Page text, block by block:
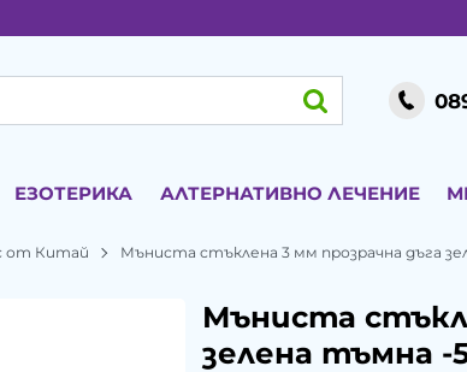
ЕЗОТЕРИКА АЛТЕРНАТИВНО ЛЕЧЕНИЕ
от Китай Мъниста стъклена 3 мм прозрачна дъга
Мъниста
зелена тъмна -